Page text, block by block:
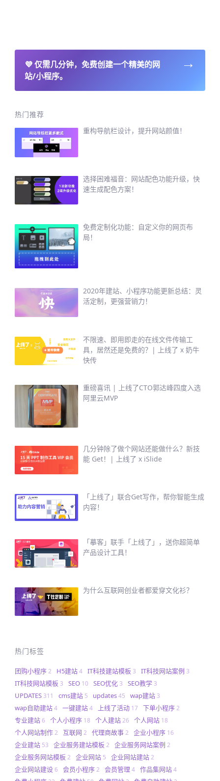
💜仅需几分钟，免费创建一个精美的网
站/小程序。
→
热门推荐
重构导航栏设计，提升网站颜值！
选择困难福音：网站配色功能升级，快
速生成配色方案！
免费定制化功能：自定义你的网页布
局！
2020年建站、小程序功能更新总结：灵
活定制，更强营销力！
不限速、即用即走的在线文件传输工
具，居然还是免费的？| 上线了 x 奶牛
快传
重磅喜讯 | 上线了CTO郭达峰四度入选
阿里云MVP
几分钟除了做个网站还能做什么？新技
能 Get！| 上线了 x iSlide
「上线了」联合Get写作，帮你智能生成
内容！
「摹客」联手「上线了」，送你超简单
产品设计工具！
为什么互联网创业者都爱穿文化衫？
热门标签
团购小程序2 H5建站4 IT科技建站模板 3 IT科技网站案例 3
IT科技网站模板 3 SEO 10 SEO优化 3 SEO教学 3
UPDATES 311 cms建站 5 updates45 wap建站 3
wap自助建站4 一键建站4 上线了活动 17 下单小程序2
专业建站6 个人小程序 18 个人建站26 个人网站 18
个人网站制作2 互联网 2 代理商故事2 企业小程序 16
企业建站 53 企业服务建站模板 2 企业服务网站案例 2
企业服务网站模板 2 企业网站 5 企业网站建站2
企业网站建设6 会员小程序2 会员管理 4 作品集网站4